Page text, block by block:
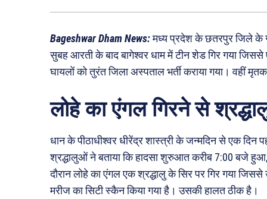
Bageshwar Dham News:मध्य प्रदेश के छतरपुर जिले के
सुबह आरती के बाद बागेश्वर धाम में टीन शेड गिर गया
घायलों को तुरंत जिला अस्पताल भर्ती कराया गया। वहीं मृतक
लोहे का एंगल गिरने से
धान के पीठाधीश्वर धीरेंद्र शास्त्री के जन्मदिन से एक
श्रद्धालुओं ने बताया कि हादसा शुरुआत करीब 7:00 बजे
दौरान लोहे का एंगल एक श्रद्धालु के सिर पर गिर गया
मरीज का सिटी स्कैन किया गया है। उसकी हालत ठीक है।